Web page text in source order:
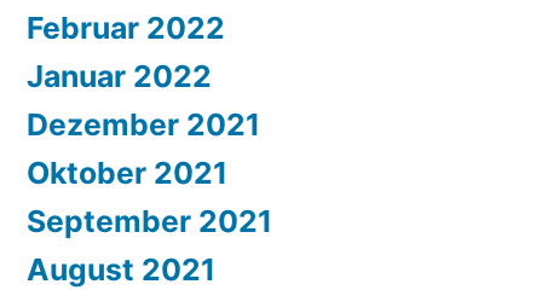
Februar 2022
Januar 2022
Dezember 2021
Oktober 2021
September 2021
August 2021